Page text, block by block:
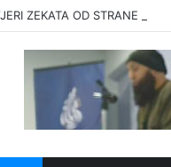
ZEKATA OD STRANE IZ-a